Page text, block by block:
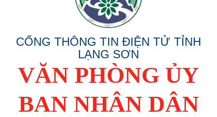
CỔNG THÔNG TIN ĐIỆN TỬ TỈNH
LẠNG SƠN
VĂN PHÒNG ỦY
BAN NHÂN DÂN